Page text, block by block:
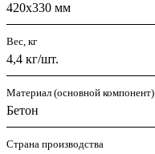
420х330 мм
Вес, кг
4,4 кг/шт.
Материал (основной компонент)
Бетон
Страна производства